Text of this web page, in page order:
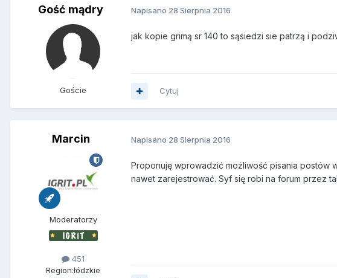
Gość mądry
Goście
Napisano 28 Sierpnia 2016
jak kopie grimą sr 140 to sąsiedzi sie patrzą i
Cytuj
Marcin
Moderatorzy
451
Region:łódzkie
Napisano 28 Sierpnia 2016
Proponuję wprowadzić możliwość pisania postów
nawet zarejestrować. Syf się robi na forum przez